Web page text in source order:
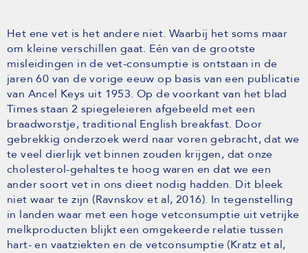
Het ene vet is het andere niet. Waarbij het soms maar
om kleine verschillen gaat. Eén van de grootste
misleidingen in de vet-consumptie is ontstaan in de
jaren 60 van de vorige eeuw op basis van een publicatie
van Ancel Keys uit 1953. Op de voorkant van het blad
Times staan 2 spiegeleieren afgebeeld met een
braadworstje, traditional English breakfast. Door
gebrekkig onderzoek werd naar voren gebracht, dat we
te veel dierlijk vet binnen zouden krijgen, dat onze
cholesterol-gehaltes te hoog waren en dat we een
ander soort vet in ons dieet nodig hadden. Dit bleek
niet waar te zijn (Ravnskov et al, 2016). In tegenstelling
in landen waar met een hoge vetconsumptie uit vetrijke
melkproducten blijkt een omgekeerde relatie tussen
hart- en vaatziekten en de vetconsumptie (Kratz et al,